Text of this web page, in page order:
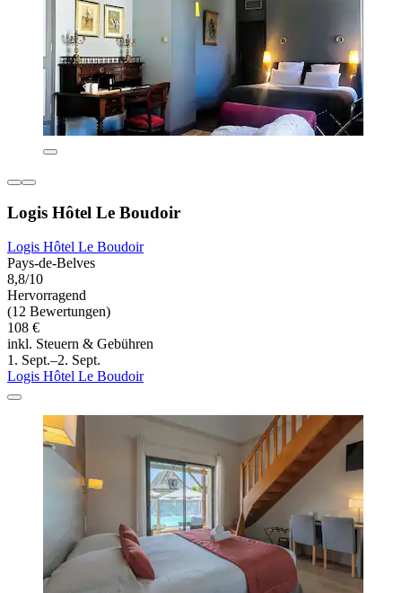
Logis Hôtel Le Boudoir
Logis Hôtel Le Boudoir
Pays-de-Belves
8,8/10
Hervorragend
(12 Bewertungen)
108 €
inkl. Steuern & Gebühren
1. Sept.–2. Sept.
Logis Hôtel Le Boudoir